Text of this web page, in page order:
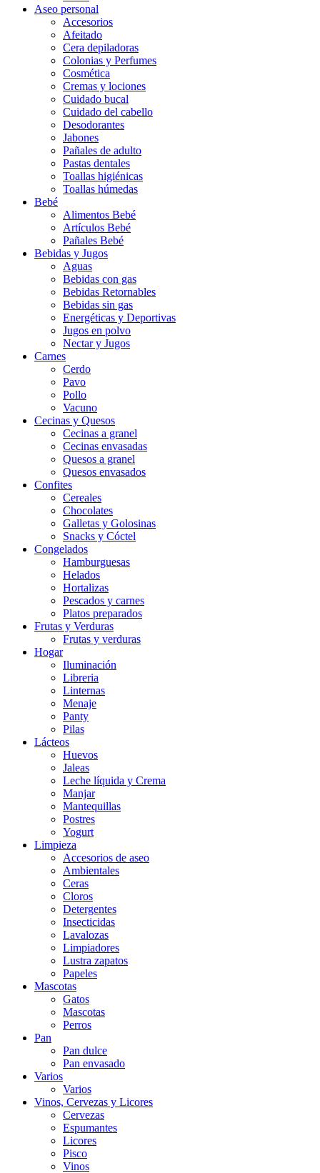
Aseo personal
Accesorios
Afeitado
Cera depiladoras
Colonias y Perfumes
Cosmética
Cremas y lociones
Cuidado bucal
Cuidado del cabello
Desodorantes
Jabones
Pañales de adulto
Pastas dentales
Toallas higiénicas
Toallas húmedas
Bebé
Alimentos Bebé
Artículos Bebé
Pañales Bebé
Bebidas y Jugos
Aguas
Bebidas con gas
Bebidas Retornables
Bebidas sin gas
Energéticas y Deportivas
Jugos en polvo
Nectar y Jugos
Carnes
Cerdo
Pavo
Pollo
Vacuno
Cecinas y Quesos
Cecinas a granel
Cecinas envasadas
Quesos a granel
Quesos envasados
Confites
Cereales
Chocolates
Galletas y Golosinas
Snacks y Cóctel
Congelados
Hamburguesas
Helados
Hortalizas
Pescados y carnes
Platos preparados
Frutas y Verduras
Frutas y verduras
Hogar
Iluminación
Libreria
Linternas
Menaje
Panty
Pilas
Lácteos
Huevos
Jaleas
Leche líquida y Crema
Manjar
Mantequillas
Postres
Yogurt
Limpieza
Accesorios de aseo
Ambientales
Ceras
Cloros
Detergentes
Insecticidas
Lavalozas
Limpiadores
Lustra zapatos
Papeles
Mascotas
Gatos
Mascotas
Perros
Pan
Pan dulce
Pan envasado
Varios
Varios
Vinos, Cervezas y Licores
Cervezas
Espumantes
Licores
Pisco
Vinos